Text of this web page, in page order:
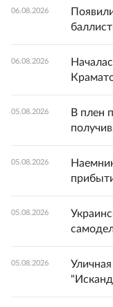
06.08.2026
06.08.2026
05.08.2026
В плен
05.08.2026
05.08.2026
05.08.2026